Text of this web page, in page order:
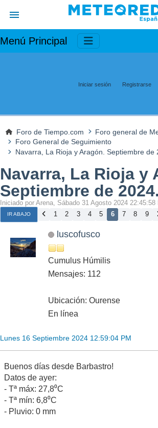
Menú Principal
Iniciar sesión Registrarse
Foro de Tiempo.com
Foro general de
Foro General de Seguimiento
Navarra, La Rioja y Aragón. Septiembre de
Navarra, La Rioja y
Septiembre de 2024.
Iniciado por Arena, Sábado 31 Agosto 2024 22:45:58
IR ABAJO 1 2 3 4 5 6 7 8 9
luscofusco
Cumulus Húmilis
Mensajes: 112
Ubicación: Ourense
En línea
Lunes 16 Septiembre 2024 12:59:04 PM
Buenos días desde Barbastro!
Datos de ayer:
- Tª máx: 27,8⁰C
- Tª mín: 6,8⁰C
- Pluvio: 0 mm